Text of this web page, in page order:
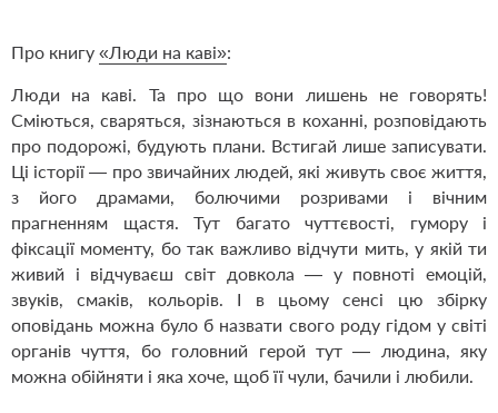
Про книгу «Люди на каві»:
Люди на каві. Та про що вони лишень не говорять!
Сміються, сваряться, зізнаються в коханні, розповідають
про подорожі, будують плани. Встигай лише записувати.
Ці історії — про звичайних людей, які живуть своє життя,
з його драмами, болючими розривами і вічним
прагненням щастя. Тут багато чуттєвості, гумору і
фіксації моменту, бо так важливо відчути мить, у якій ти
живий і відчуваєш світ довкола — у повноті емоцій,
звуків, смаків, кольорів. І в цьому сенсі цю збірку
оповідань можна було б назвати свого роду гідом у світі
органів чуття, бо головний герой тут — людина, яку
можна обійняти і яка хоче, щоб її чули, бачили і любили.